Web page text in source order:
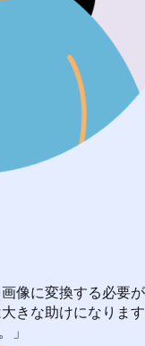
像に変換する必要が
きな助けになります